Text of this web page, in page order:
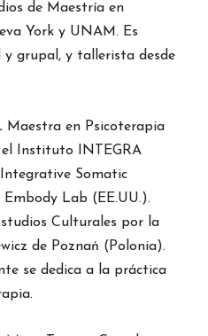
de Maestría en
York y UNAM. Es
grupal, y tallerista desde
Maestra en Psicoterapia
Instituto INTEGRA
Somatic
Lab (EE.UU.).
Culturales por la
de Poznań (Polonia).
se dedica a la práctica